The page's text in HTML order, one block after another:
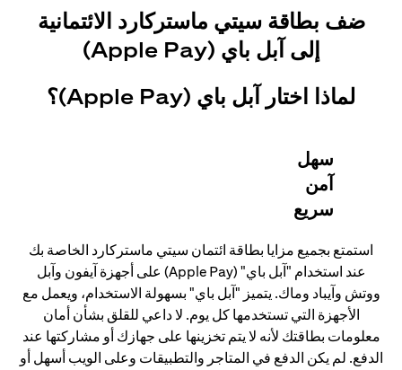
ضف بطاقة سيتي ماستركارد الائتمانية
إلى آبل باي (Apple Pay)
لماذا اختار آبل باي (Apple Pay)؟
سهل
آمن
سريع
استمتع بجميع مزايا بطاقة ائتمان سيتي ماستركارد الخاصة بك
عند استخدام "آبل باي" (Apple Pay) على أجهزة آيفون وآبل
ووتش وآيباد وماك. يتميز "آبل باي" بسهولة الاستخدام، ويعمل مع
الأجهزة التي تستخدمها كل يوم. لا داعي للقلق بشأن أمان
معلومات بطاقتك لأنه لا يتم تخزينها على جهازك أو مشاركتها عند
الدفع. لم يكن الدفع في المتاجر والتطبيقات وعلى الويب أسهل أو